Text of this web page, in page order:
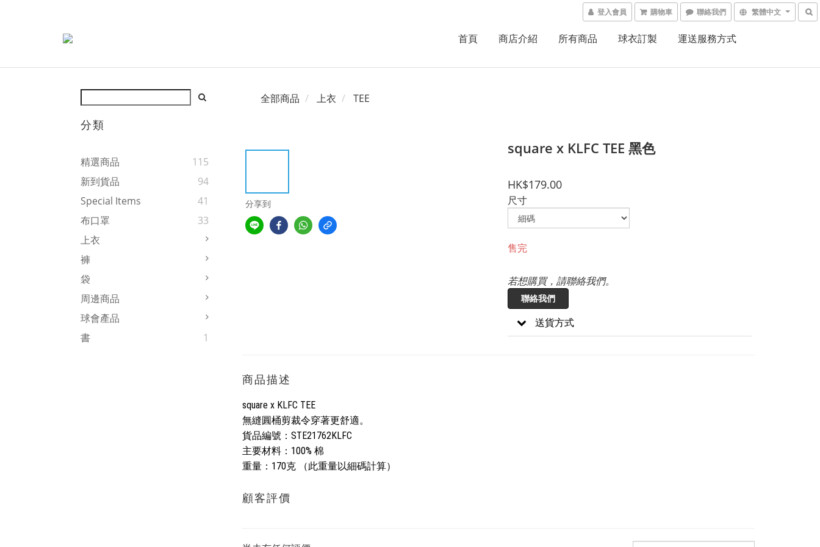
登入會員 購物車 聯絡我們 繁體中文
首頁 商店介紹 所有商品 球衣訂製 運送服務方式
分類
精選商品
115
新到貨品
94
Special Items
41
布口罩
33
上衣
褲
袋
周邊商品
球會產品
書
1
全部商品 上衣 TEE
分享到
square x KLFC TEE 黑色
HK$179.00
尺寸
售完
若想購買，請聯絡我們。
聯絡我們
送貨方式
商品描述
square x KLFC TEE
無縫圓桶剪裁令穿著更舒適。
貨品編號： STE21762KLFC
主要材料：100% 棉
重量：170克 （此重量以細碼計算）
顧客評價